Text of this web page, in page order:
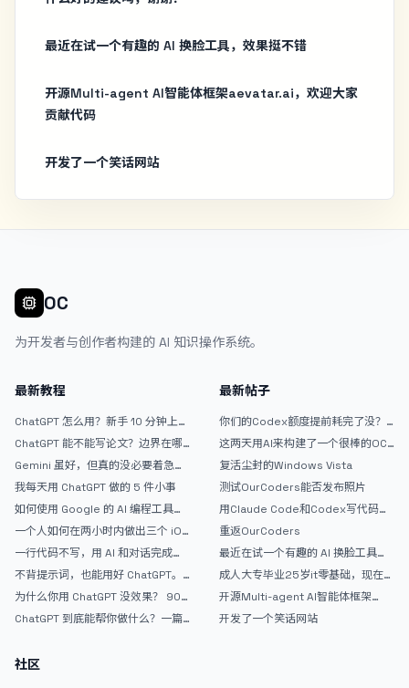
最近在试一个有趣的 AI 换脸工具，效果挺不错
开源Multi-agent AI智能体框架aevatar.ai，欢迎大家
贡献代码
开发了一个笑话网站
OC
为开发者与创作者构建的 AI 知识操作系统。
最新教程
ChatGPT 怎么用？新手 10 分钟上手
ChatGPT 能不能写论文？边界在哪
Gemini 虽好，但真的没必要着急放
弃 ChatGPT
我每天用 ChatGPT 做的 5 件小事
如何使用 Google 的 AI 编程工具
AntiGravity：独立开发者的新时代
武器
一个人如何在两小时内做出三个 iOS
APP？｜AntiGravity + Gemini 3 实
战完整记录
一行代码不写，用 AI 和对话完成一
个完整网站：《图书天堂》实战记录
不背提示词，也能用好 ChatGPT。
一个万能提问模板
为什么你用 ChatGPT 没效果？ 90%
的人第一步就问错了
ChatGPT 到底能帮你做什么？一篇
最新帖子
你们的Codex额度提前耗完了没？
戒断反应如何？
这两天用AI来构建了一个很棒的OC
论坛精华区
复活尘封的Windows Vista
测试OurCoders能否发布照片
用Claude Code和Codex写代码真
的爽，但是App怎么挣钱还是很难啊
重返OurCoders
最近在试一个有趣的 AI 换脸工具，
效果挺不错
成人大专毕业25岁it零基础，现在想
考软件设计师，有什么好的建议吗，
谢谢！
开源Multi-agent AI智能体框架
aevatar.ai，欢迎大家贡献代码
开发了一个笑话网站
社区